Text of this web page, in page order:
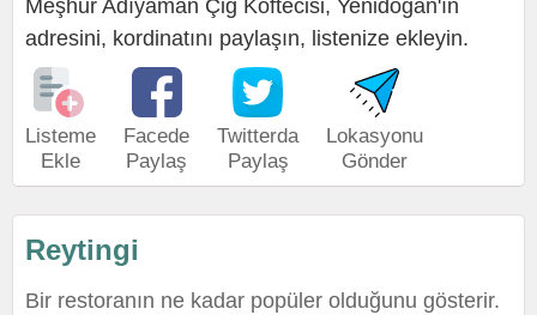
Meşhur Adıyaman Çiğ Köftecisi, Yenidoğan'ın
adresini, kordinatını paylaşın, listenize ekleyin.
Listeme
Ekle
Facede
Paylaş
Twitterda
Paylaş
Lokasyonu
Gönder
Reytingi
Bir restoranın ne kadar popüler olduğunu gösterir.